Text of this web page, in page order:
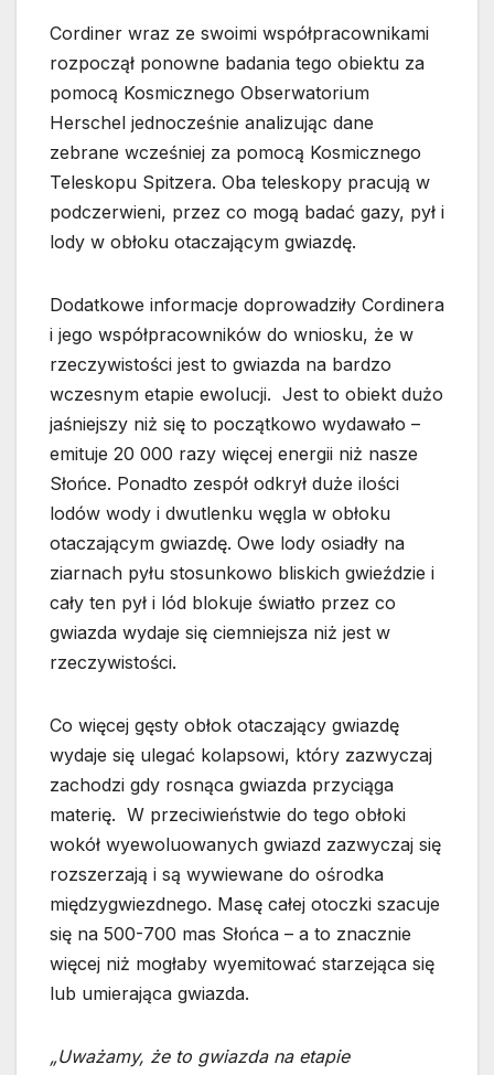
Cordiner wraz ze swoimi współpracownikami
rozpoczął ponowne badania tego obiektu za
pomocą Kosmicznego Obserwatorium
Herschel jednocześnie analizując dane
zebrane wcześniej za pomocą Kosmicznego
Teleskopu Spitzera. Oba teleskopy pracują w
podczerwieni, przez co mogą badać gazy, pył i
lody w obłoku otaczającym gwiazdę.
Dodatkowe informacje doprowadziły Cordinera
i jego współpracowników do wniosku, że w
rzeczywistości jest to gwiazda na bardzo
wczesnym etapie ewolucji. Jest to obiekt dużo
jaśniejszy niż się to początkowo wydawało –
emituje 20 000 razy więcej energii niż nasze
Słońce. Ponadto zespół odkrył duże ilości
lodów wody i dwutlenku węgla w obłoku
otaczającym gwiazdę. Owe lody osiadły na
ziarnach pyłu stosunkowo bliskich gwieździe i
cały ten pył i lód blokuje światło przez co
gwiazda wydaje się ciemniejsza niż jest w
rzeczywistości.
Co więcej gęsty obłok otaczający gwiazdę
wydaje się ulegać kolapsowi, który zazwyczaj
zachodzi gdy rosnąca gwiazda przyciąga
materię. W przeciwieństwie do tego obłoki
wokół wyewoluowanych gwiazd zazwyczaj się
rozszerzają i są wywiewane do ośrodka
międzygwiezdnego. Masę całej otoczki szacuje
się na 500-700 mas Słońca – a to znacznie
więcej niż mogłaby wyemitować starzejąca się
lub umierająca gwiazda.
„Uważamy, że to gwiazda na etapie